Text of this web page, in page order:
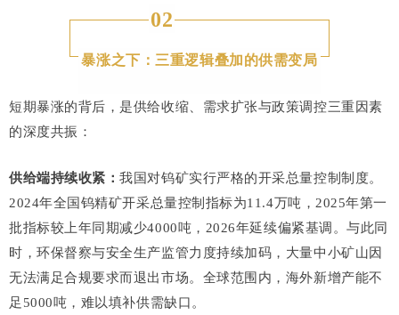
02
暴涨之下：三重逻辑叠加的供需变局
短期暴涨的背后，是供给收缩、需求扩张与政策调控三重因素
的深度共振：
供给端持续收紧：我国对钨矿实行严格的开采总量控制制度。
2024年全国钨精矿开采总量控制指标为11.4万吨，2025年第一
批指标较上年同期减少4000吨，2026年延续偏紧基调。与此同
时，环保督察与安全生产监管力度持续加码，大量中小矿山因
无法满足合规要求而退出市场。全球范围内，海外新增产能不
足5000吨，难以填补供需缺口。